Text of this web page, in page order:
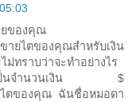
ยของคุณ
ไตของคุณสำหรับเงิน
ม่ทราบว่าจะทำอย่างไร
คุณเป็นจำนวนเงิน $
ไตของคุณ ฉันชื่อหมอดา